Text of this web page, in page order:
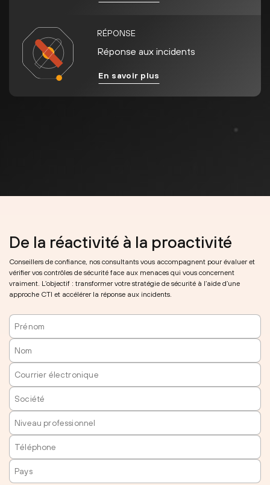
RÉPONSE
Réponse aux incidents
En savoir plus
De la réactivité à la proactivité
Conseillers de confiance, nos consultants vous accompagnent pour évaluer et
vérifier vos contrôles de sécurité face aux menaces qui vous concernent
vraiment. L’objectif : transformer votre stratégie de sécurité à l’aide d’une
approche CTI et accélérer la réponse aux incidents.